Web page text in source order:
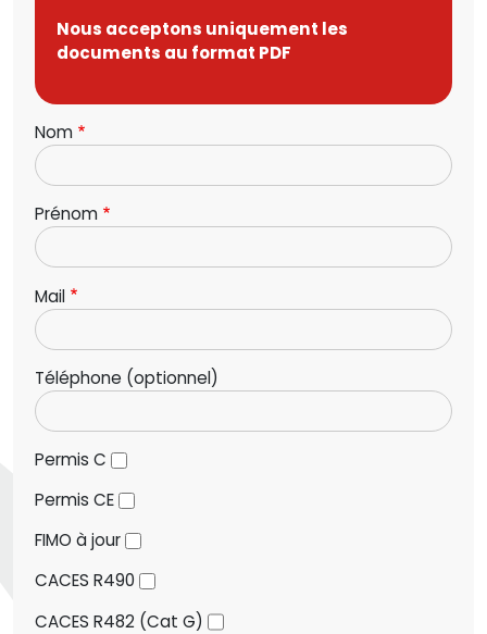
Nous acceptons uniquement les
documents au format PDF
Nom
Prénom
Mail
Téléphone (optionnel)
Permis C
Permis CE
FIMO à jour
CACES R490
CACES R482 (Cat G)